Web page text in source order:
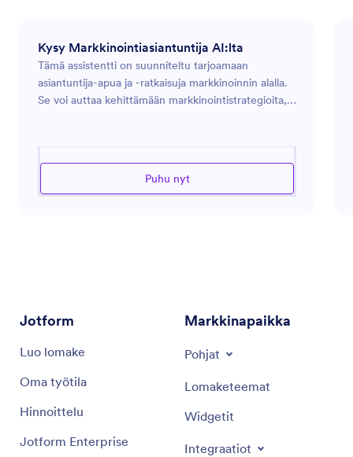
Kysy Markkinointiasiantuntija AI:lta
Tämä assistentti on suunniteltu tarjoamaan
asiantuntija-apua ja -ratkaisuja markkinoinnin alalla.
Se voi auttaa kehittämään markkinointistrategioita,
tehokkaampien tapojen löytäminen kohderyhmäsi
osallistamiseen, tämä assistentti on varustettu
Puhu nyt
Jotform
Luo lomake
Oma työtila
Hinnoittelu
Jotform Enterprise
Markkinapaikka
Pohjat
Lomaketeemat
Widgetit
Integraatiot